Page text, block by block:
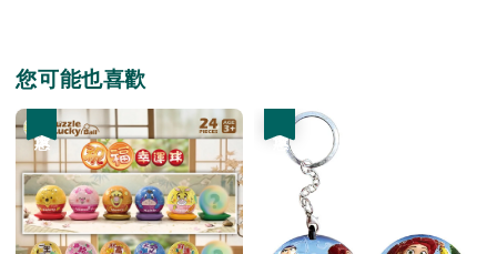
您可能也喜歡